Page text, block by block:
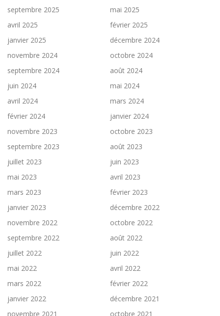
septembre 2025
mai 2025
avril 2025
février 2025
janvier 2025
décembre 2024
novembre 2024
octobre 2024
septembre 2024
août 2024
juin 2024
mai 2024
avril 2024
mars 2024
février 2024
janvier 2024
novembre 2023
octobre 2023
septembre 2023
août 2023
juillet 2023
juin 2023
mai 2023
avril 2023
mars 2023
février 2023
janvier 2023
décembre 2022
novembre 2022
octobre 2022
septembre 2022
août 2022
juillet 2022
juin 2022
mai 2022
avril 2022
mars 2022
février 2022
janvier 2022
décembre 2021
novembre 2021
octobre 2021